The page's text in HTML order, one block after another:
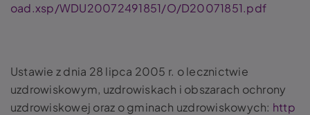
oad.xsp/WDU20072491851/O/D20071851.pdf
Ustawie z dnia 28 lipca 2005 r. o lecznictwie
uzdrowiskowym, uzdrowiskach i obszarach ochrony
uzdrowiskowej oraz o gminach uzdrowiskowych: http